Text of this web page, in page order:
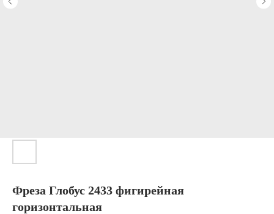
Фреза Глобус 2433 фигирейная
горизонтальная